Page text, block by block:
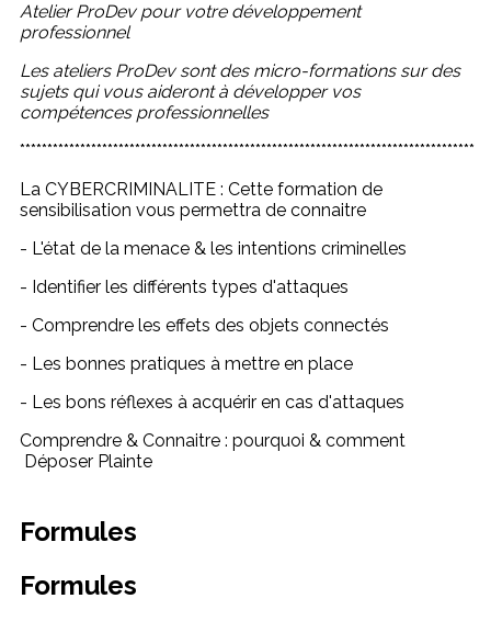
Atelier ProDev pour votre développement
professionnel
Les ateliers ProDev sont des micro-formations sur des
sujets qui vous aideront à développer vos
compétences professionnelles
***********************************************************************************
La CYBERCRIMINALITE : Cette formation de
sensibilisation vous permettra de connaitre
- L'état de la menace & les intentions criminelles
- Identifier les différents types d'attaques
- Comprendre les effets des objets connectés
- Les bonnes pratiques à mettre en place
- Les bons réflexes à acquérir en cas d'attaques
Comprendre & Connaitre : pourquoi & comment
Déposer Plainte
Formules
Formules